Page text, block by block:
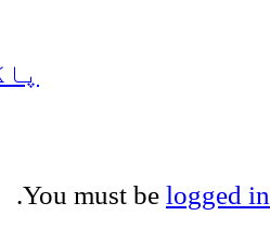
You must be logged in